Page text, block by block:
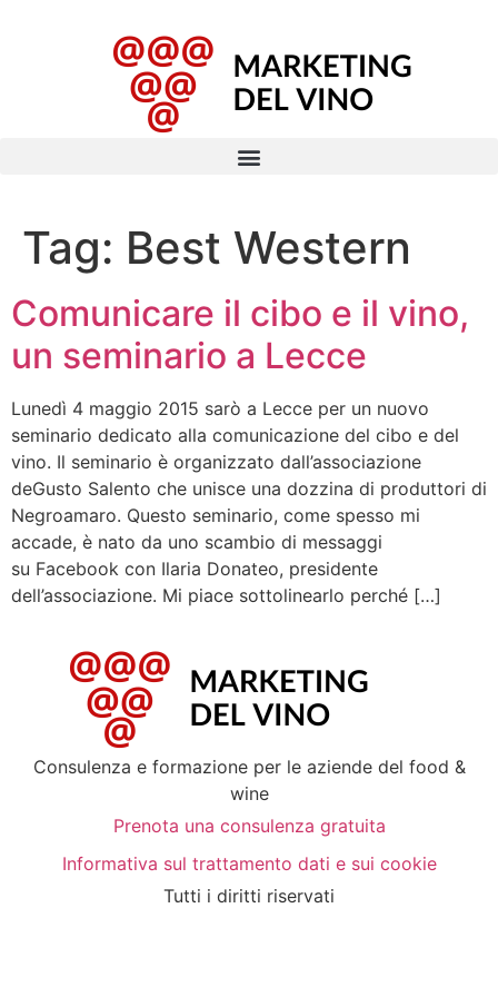
Tag: Best Western
Comunicare il cibo e il vino,
un seminario a Lecce
Lunedì 4 maggio 2015 sarò a Lecce per un nuovo
seminario dedicato alla comunicazione del cibo e del
vino. Il seminario è organizzato dall’associazione
deGusto Salento che unisce una dozzina di produttori di
Negroamaro. Questo seminario, come spesso mi
accade, è nato da uno scambio di messaggi
su Facebook con Ilaria Donateo, presidente
dell’associazione. Mi piace sottolinearlo perché […]
Consulenza e formazione per le aziende del food &
wine
Prenota una consulenza gratuita
Informativa sul trattamento dati e sui cookie
Tutti i diritti riservati